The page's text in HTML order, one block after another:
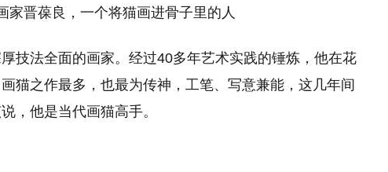
技法全面的画家。经过40多年艺术实践的锤炼，他在花
猫之作最多，也最为传神，工笔、写意兼能，这几年间
，他是当代画猫高手。